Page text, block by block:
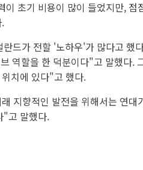
초기 비용이 많이 들었지만,
드가 전할 '노하우'가 많다고
역할을 한 덕분이다"고 말했다.
치에 있다"고 했다.
지향적인 발전을 위해서는 연
"고 말했다.